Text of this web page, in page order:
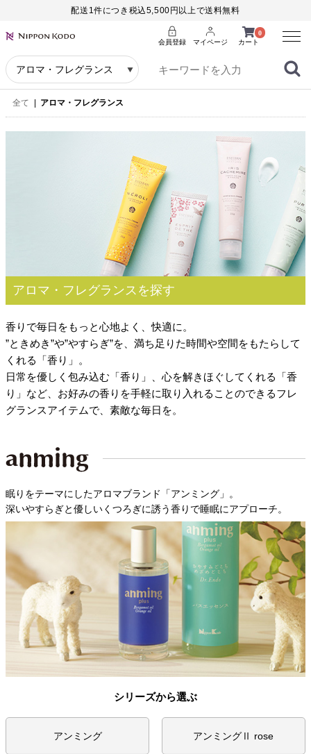
配送1件につき税込5,500円以上で送料無料
0
カート
会員登録 マイページ
Menu
全て アロマ・フレグランス
アロマ・フレグランスを探す
香りで毎日をもっと心地よく、快適に。
”ときめき”や”やすらぎ”を、満ち足りた時間や空間をもたらして
くれる「香り」。
日常を優しく包み込む「香り」、心を解きほぐしてくれる「香
り」など、お好みの香りを手軽に取り入れることのできるフレ
グランスアイテムで、素敵な毎日を。
眠りをテーマにしたアロマブランド「アンミング」。
深いやすらぎと優しいくつろぎに誘う香りで睡眠にアプローチ。
シリーズから選ぶ
アンミング アンミングⅡ rose